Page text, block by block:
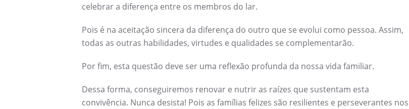
celebrar a diferença entre os membros do lar.
Pois é na aceitação sincera da diferença do outro que se evolui como pessoa. Assim,
todas as outras habilidades, virtudes e qualidades se complementarão.
Por fim, esta questão deve ser uma reflexão profunda da nossa vida familiar.
Dessa forma, conseguiremos renovar e nutrir as raízes que sustentam esta
convivência. Nunca desista! Pois as famílias felizes são resilientes e perseverantes nos